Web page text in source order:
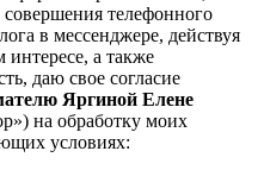
телефонного
в мессенджере, действуя
интересе, а также
даю свое согласие
Яргиной Елене
на обработку моих
условиях: